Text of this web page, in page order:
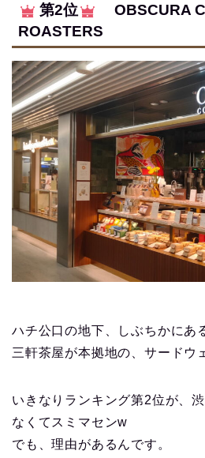
第2位
OBSCURA
ROASTERS
ハチ公口の地下、しぶちかにあ
三軒茶屋が本拠地の、サードウ
いきなりランキング第2位が、
なくてスミマセンw
でも、理由があるんです。